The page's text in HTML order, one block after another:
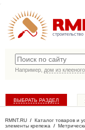
строительство
Например, дом из
ВЫБРАТЬ РАЗДЕЛ
RMNT.RU / Каталог товаров и
элементы крепежа /